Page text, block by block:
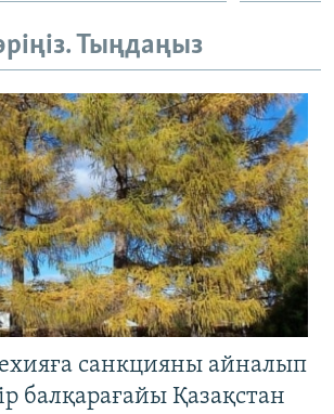
Тыңдаңыз
санкцияны айналып
балқарағайы Қазақстан